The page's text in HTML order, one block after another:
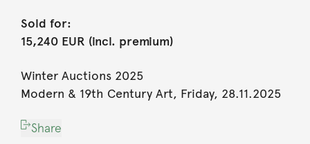
Sold for:
15,240 EUR (incl. premium)
Winter Auctions 2025
Modern & 19th Century Art, Friday, 28.11.2025
Share